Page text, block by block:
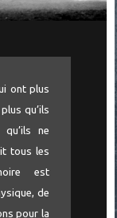
ont plus
qu’ils
ne
tous les
est
de
pour la